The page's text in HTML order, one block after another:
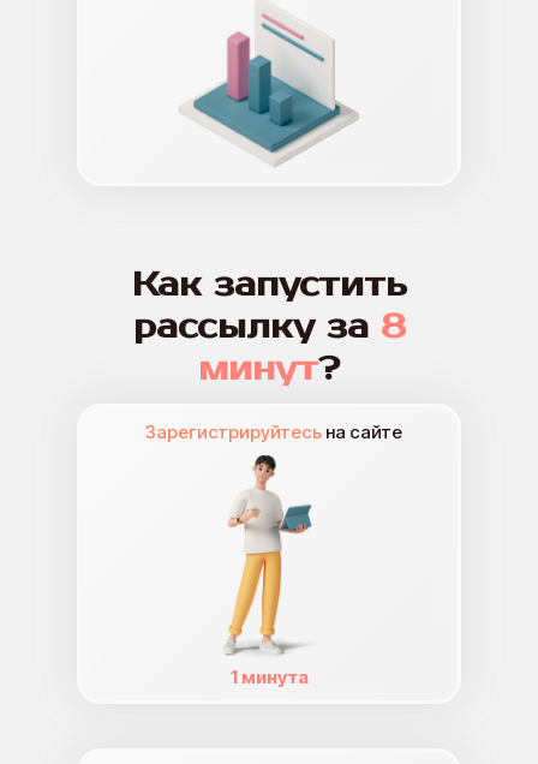
Как запустить
рассылку за 8
минут?
Зарегистрируйтесь на сайте
1 минута